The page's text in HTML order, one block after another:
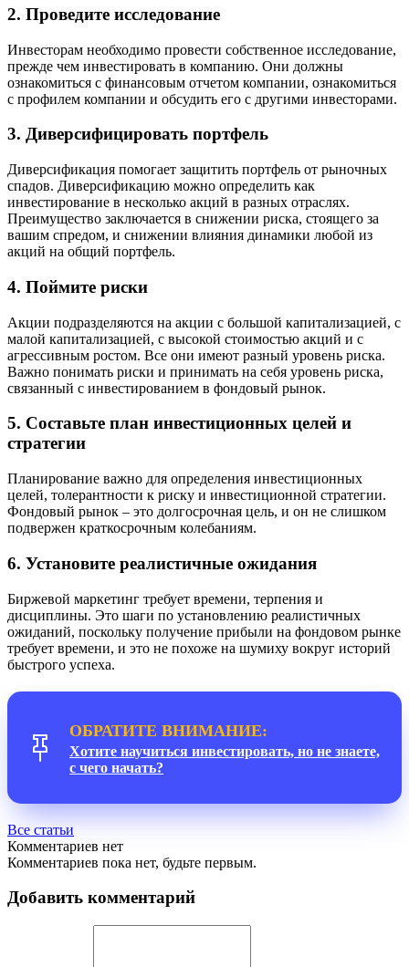
2. Проведите исследование
Инвесторам необходимо провести собственное исследование,
прежде чем инвестировать в компанию. Они должны
ознакомиться с финансовым отчетом компании, ознакомиться
с профилем компании и обсудить его с другими инвесторами.
3. Диверсифицировать портфель
Диверсификация помогает защитить портфель от рыночных
спадов. Диверсификацию можно определить как
инвестирование в несколько акций в разных отраслях.
Преимущество заключается в снижении риска, стоящего за
вашим спредом, и снижении влияния динамики любой из
акций на общий портфель.
4. Поймите риски
Акции подразделяются на акции с большой капитализацией, с
малой капитализацией, с высокой стоимостью акций и с
агрессивным ростом. Все они имеют разный уровень риска.
Важно понимать риски и принимать на себя уровень риска,
связанный с инвестированием в фондовый рынок.
5. Составьте план инвестиционных целей и
стратегии
Планирование важно для определения инвестиционных
целей, толерантности к риску и инвестиционной стратегии.
Фондовый рынок – это долгосрочная цель, и он не слишком
подвержен краткосрочным колебаниям.
6. Установите реалистичные ожидания
Биржевой маркетинг требует времени, терпения и
дисциплины. Это шаги по установлению реалистичных
ожиданий, поскольку получение прибыли на фондовом рынке
требует времени, и это не похоже на шумиху вокруг историй
быстрого успеха.
ОБРАТИТЕ ВНИМАНИЕ:
Хотите научиться инвестировать, но не знаете,
с чего начать?
Все статьи
Комментариев нет
Комментариев пока нет, будьте первым.
Добавить комментарий